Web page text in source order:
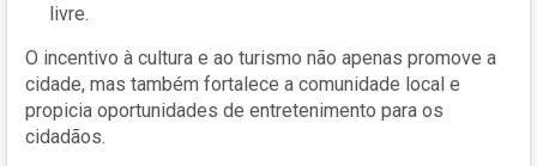
livre.
O incentivo à cultura e ao turismo não apenas promove a
cidade, mas também fortalece a comunidade local e
propicia oportunidades de entretenimento para os
cidadãos.